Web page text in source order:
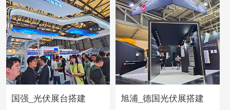
国强_光伏展台搭建 旭浦_德国光伏展搭建